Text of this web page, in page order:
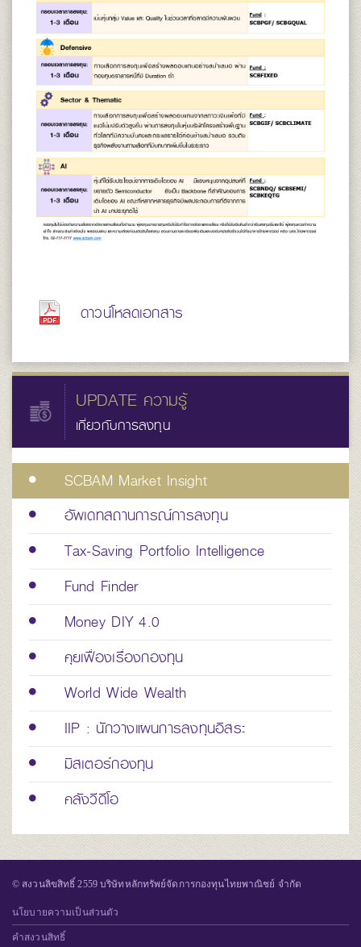
ดาวน์โหลดเอกสาร
UPDATE ความรู้
เกี่ยวกับการลงทุน
SCBAM Market Insight
อัพเดทสถานการณ์การลงทุน
Tax-Saving Portfolio Intelligence
Fund Finder
Money DIY 4.0
คุยเฟื่องเรื่องกองทุน
World Wide Wealth
IIP : นักวางแผนการลงทุนอิสระ
มิสเตอร์กองทุน
คลังวีดีโอ
© สงวนลิขสิทธิ์ 2559 บริษัทหลักทรัพย์จัดการกองทุนไทยพาณิชย์ จำกัด
นโยบายความเป็นส่วนตัว
คำสงวนสิทธิ์